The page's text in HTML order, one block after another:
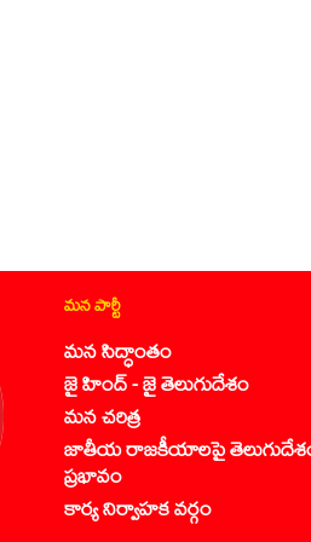
మన పార్టీ
మన సిద్ధాంతం
జై హింద్ - జై తెలుగుదేశం
మన చరిత్ర
జాతీయ రాజకీయాలపై
ప్రభావం
కార్య నిర్వాహక వర్గం